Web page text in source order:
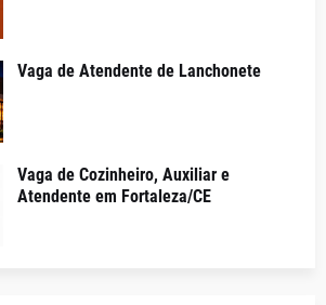
Vaga de Atendente de Lanchonete
Vaga de Cozinheiro, Auxiliar e
Atendente em Fortaleza/CE